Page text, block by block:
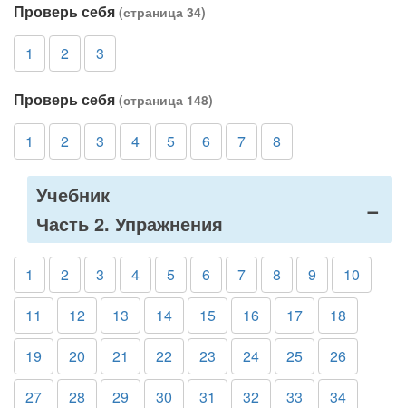
Проверь себя (страница 34)
1 2 3
Проверь себя (страница 148)
1 2 3 4 5 6 7 8
Учебник
Часть 2. Упражнения
1 2 3 4 5 6 7 8 9
10
11
12 13 14 15 16 17
18
19
20 21 22 23 24 25
26
27
28 29 30 31 32 33
34